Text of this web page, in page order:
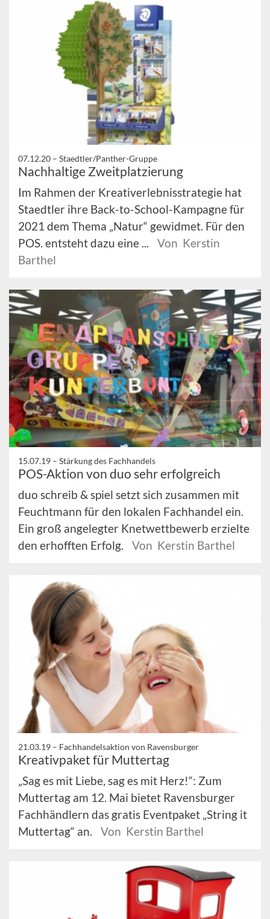
07.12.20 – Staedtler/Panther-Gruppe
Nachhaltige Zweitplatzierung
Im Rahmen der Kreativerlebnisstrategie hat
Staedtler ihre Back-to-School-Kampagne für
2021 dem Thema „Natur“ gewidmet. Für den
POS. entsteht dazu eine ...
Von Kerstin
Barthel
15.07.19 – Stärkung des Fachhandels
POS-Aktion von duo sehr erfolgreich
duo schreib & spiel setzt sich zusammen mit
Feuchtmann für den lokalen Fachhandel ein.
Ein groß angelegter Knetwettbewerb erzielte
den erhofften Erfolg.
Von Kerstin Barthel
21.03.19 – Fachhandelsaktion von Ravensburger
Kreativpaket für Muttertag
„Sag es mit Liebe, sag es mit Herz!“: Zum
Muttertag am 12. Mai bietet Ravensburger
Fachhändlern das gratis Eventpaket „String it
Muttertag“ an.
Von Kerstin Barthel